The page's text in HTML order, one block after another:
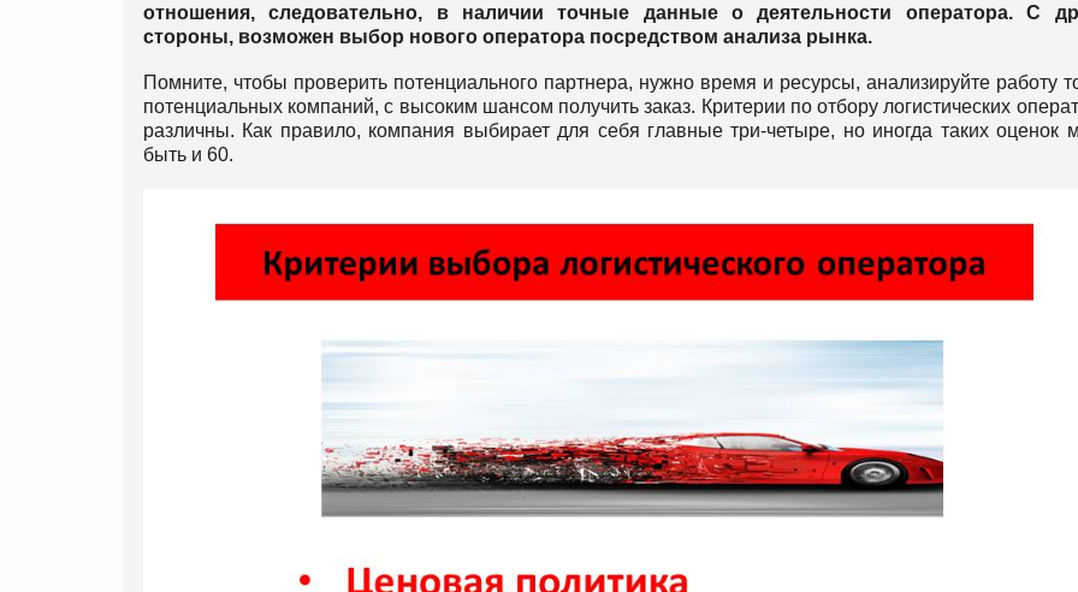
отношения, следовательно, в наличии точные данные о деятельности оператора. С
стороны, возможен выбор нового оператора посредством анализа рынка.
Помните, чтобы проверить потенциального партнера, нужно время и ресурсы, анализируйте работу
потенциальных компаний, с высоким шансом получить заказ. Критерии по отбору логистических
различны. Как правило, компания выбирает для себя главные три-четыре, но иногда таких оценок
быть и 60.